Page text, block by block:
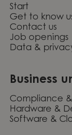
Start
Get to know
Contact us
Job openings
Data &
Business
Compliance
Hardware &
Software &